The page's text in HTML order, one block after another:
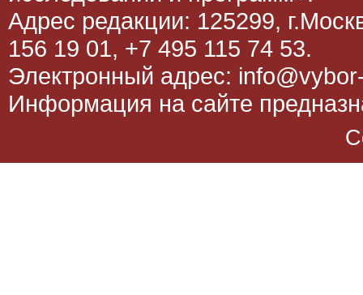
Адрес редакции: 125299,
156 19 01, +7 495 115 74 53.
Электронный адрес:
Информация на сайте